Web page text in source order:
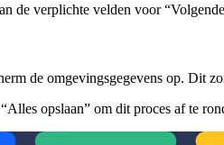
de verplichte velden voor
de omgevingsgegevens op. Dit
opslaan” om dit proces af te